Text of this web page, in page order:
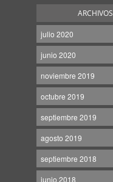
ARCHIVOS
julio 2020
junio 2020
noviembre 2019
octubre 2019
septiembre 2019
agosto 2019
septiembre 2018
junio 2018